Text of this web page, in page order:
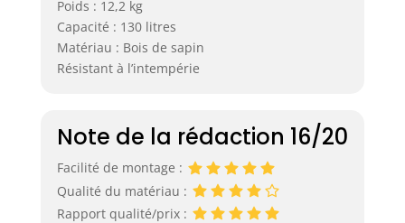
Poids : 12,2 kg
Capacité : 130 litres
Matériau : Bois de sapin
Résistant à l’intempérie
Note de la rédaction 16/20
Facilité de montage :
Qualité du matériau :
Rapport qualité/prix :